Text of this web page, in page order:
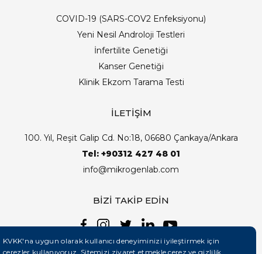
COVID-19 (SARS-COV2 Enfeksiyonu)
Yeni Nesil Androloji Testleri
İnfertilite Genetiği
Kanser Genetiği
Klinik Ekzom Tarama Testi
İLETİŞİM
100. Yıl, Reşit Galip Cd. No:18, 06680 Çankaya/Ankara
Tel: +90312 427 48 01
info@mikrogenlab.com
BİZİ TAKİP EDİN
KVKK'na uygun olarak kullanıcı deneyiminizi iyileştirmek için
çerezler kullanıyoruz. Sitemizi ziyaret etmekle çerez ve gizlilik